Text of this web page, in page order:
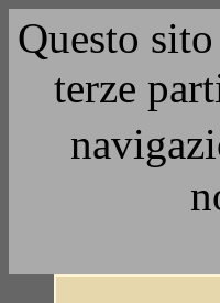
Questo
terze